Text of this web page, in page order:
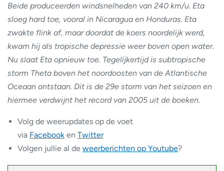
Beide produceerden windsnelheden van 240 km/u. Eta
sloeg hard toe, vooral in Nicaragua en Honduras. Eta
zwakte flink af, maar doordat de koers noordelijk werd,
kwam hij als tropische depressie weer boven open water.
Nu slaat Eta opnieuw toe. Tegelijkertijd is subtropische
storm Theta boven het noordoosten van de Atlantische
Oceaan ontstaan. Dit is de 29e storm van het seizoen en
hiermee verdwijnt het record van 2005 uit de boeken.
Volg de weerupdates op de voet
via Facebook en Twitter
Volgen jullie al de weerberichten op Youtube?